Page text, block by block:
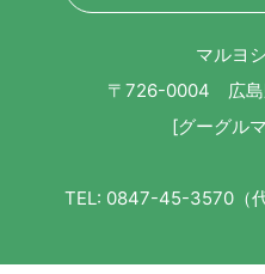
マルヨ
〒726-0004 広島
[グーグル
TEL: 0847-45-3570（